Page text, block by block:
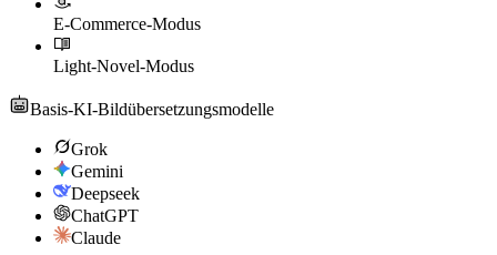
E-Commerce-Modus
Light-Novel-Modus
Basis-KI-Bildübersetzungsmodelle
Grok
Gemini
Deepseek
ChatGPT
Claude